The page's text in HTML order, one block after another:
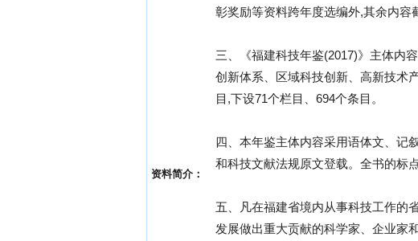
资料简介：
彰奖励等资料跨年度选编外,其余内容
三、《福建科技年鉴(2017)》主体内
创新体系、区域科技创新、高新技术
目,下设71个栏目、694个条目。
四、本年鉴主体内容采用语体文、记
和科技文献法规原文登载。全书的标
五、凡在福建省境内从事科技工作的
发展做出重大贡献的科学家、企业家